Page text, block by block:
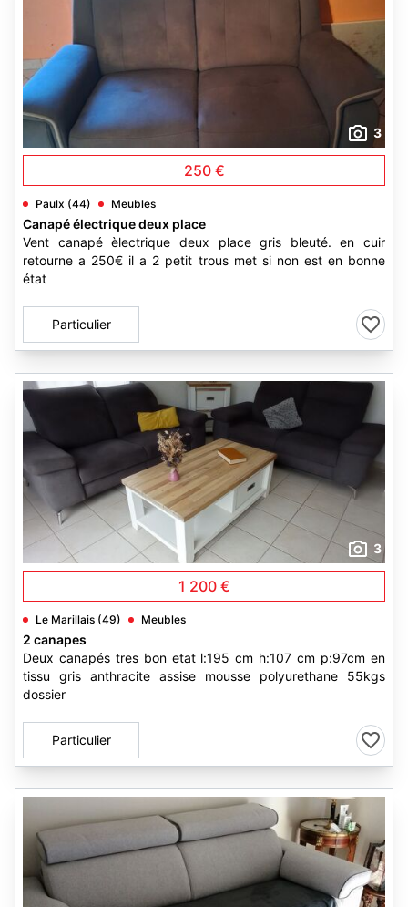
3
250 €
Paulx (44) Meubles
Canapé électrique deux place
Vent canapé èlectrique deux place gris bleuté. en cuir
retourne a 250€ il a 2 petit trous met si non est en bonne
état
Particulier
3
1 200 €
Le Marillais (49) Meubles
2 canapes
Deux canapés tres bon etat l:195 cm h:107 cm p:97cm en
tissu gris anthracite assise mousse polyurethane 55kgs
dossier
Particulier